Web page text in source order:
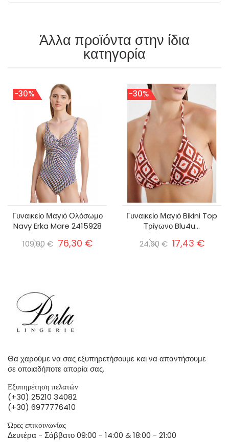
Άλλα προϊόντα στην ίδια
κατηγορία
-30%
Γυναικείο Μαγιό Ολόσωμο
Navy Erka Mare 2415928
109,00 € 76,30 €
-30%
Γυναικείο Μαγιό Bikini Top
Τρίγωνο Blu4u...
24,90 € 17,43 €
Θα χαρούμε να σας εξυπηρετήσουμε και να απαντήσουμε
σε οποιαδήποτε απορία σας.
Εξυπηρέτηση πελατών
(+30) 25210 34082
(+30) 6977776410
Ώρες επικοινωνίας
Δευτέρα - Σάββατο 09:00 - 14:00 & 18:00 - 21:00